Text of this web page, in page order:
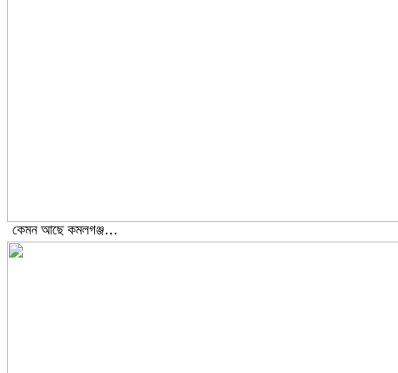
কেমন আছে কমলগঞ্জ…